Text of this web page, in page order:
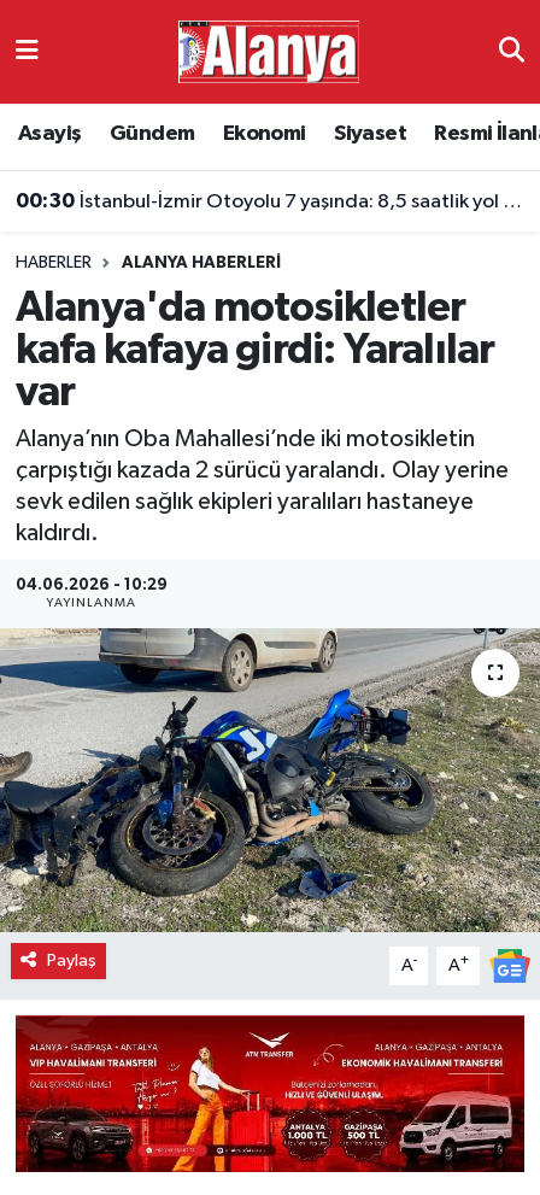
Asayiş Gündem Ekonomi Siyaset Resmi
00:30 İstanbul-İzmir Otoyolu 7 yaşında: 8,5 saatlik yol 3,5 saate indi
HABERLER ALANYA HABERLERI
Alanya'da motosikletler
kafa kafaya girdi: Yaralılar
var
Alanya’nın Oba Mahallesi’nde iki motosikletin
çarpıştığı kazada 2 sürücü yaralandı. Olay yerine
sevk edilen sağlık ekipleri yaralıları hastaneye
kaldırdı.
04.06.2026 - 10:29
YAYINLANMA
Paylaş A- A+
Ekonomi
Resmi İlanlar
Alanyaspor
Turizm
E-Gazete
Antalya Namaz Vakitleri
Süper Lig Puan Durumu ve Fikstür
Tüm Manşetler
Son Dakika Haberleri
Haber Arşivi